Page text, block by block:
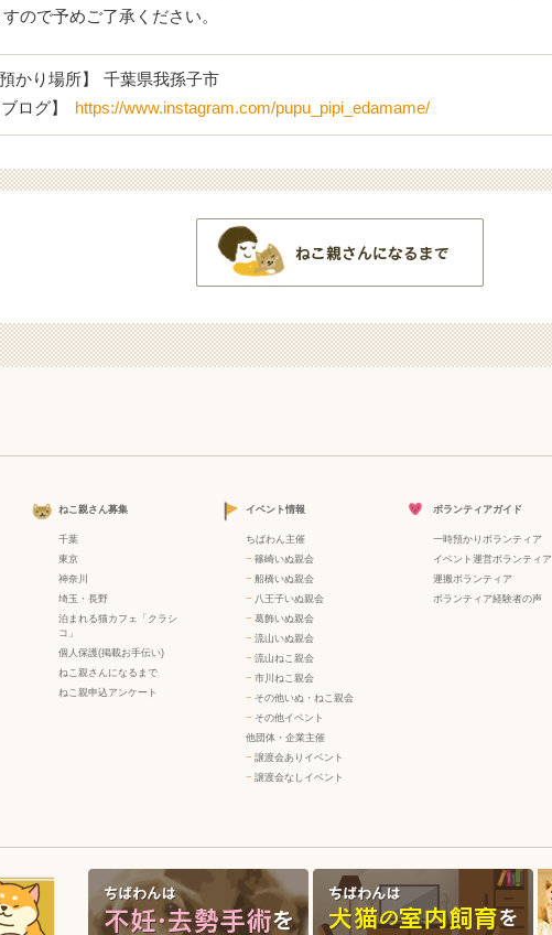
ので予めご了承ください。
預かり場所】
千葉県我孫子市
ブログ】
https://www.instagram.com/pupu_pipi_edamame/
ねこ親さん募集
千葉
東京
神奈川
埼玉・長野
泊まれる猫カフェ「クラシ
コ」
個人保護(掲載お手伝い)
ねこ親さんになるまで
ねこ親申込アンケート
イベント情報
ちばわん主催
− 篠崎いぬ親会
− 船橋いぬ親会
− 八王子いぬ親会
− 葛飾いぬ親会
− 流山いぬ親会
− 流山ねこ親会
− 市川ねこ親会
− その他いぬ・ねこ親会
− その他イベント
他団体・企業主催
− 譲渡会ありイベント
− 譲渡会なしイベント
ボランティアガイド
一時預かりボランティア
イベント運営ボランティア
運搬ボランティア
ボランティア経験者の声